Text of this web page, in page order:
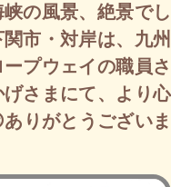
の風景、絶景でし
市・対岸は、九州
プウェイの職員さ
さまにて、より心
りがとうございま